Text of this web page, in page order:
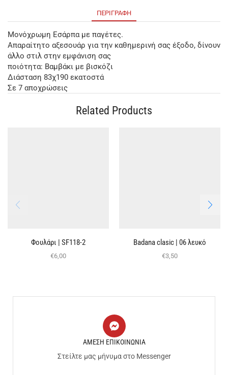
ΠΕΡΙΓΡΑΦΉ
Μονόχρωμη Εσάρπα με παγέτες.
Απαραίτητο αξεσουάρ για την καθημερινή σας έξοδο, δίνουν
άλλο στιλ στην εμφάνιση σας
ποιότητα: Βαμβάκι με βισκόζι
Διάσταση 83χ190 εκατοστά
Σε 7 αποχρώσεις
Related Products
Φουλάρι | SF118-2
€6,00
Badana clasic | 06 λευκό
€3,50
ΑΜΕΣΗ ΕΠΙΚΟΙΝΩΝΙΑ
Στείλτε μας μήνυμα στο Messenger